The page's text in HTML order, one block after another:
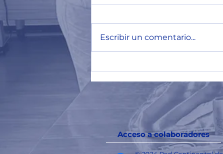
Escribir un comentario...
Acceso a colaboradores